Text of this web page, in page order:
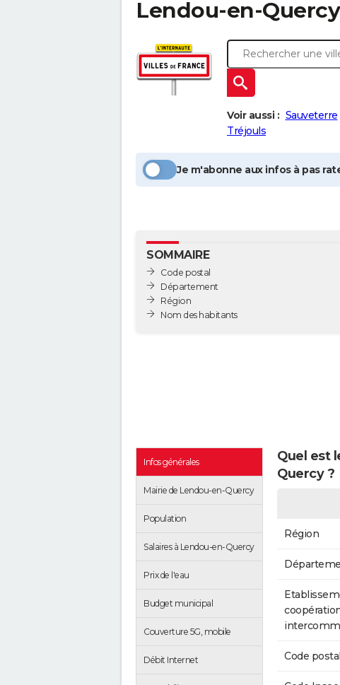
Lendou-en-Quercy
Voir aussi : Sauveterre
Tréjouls
Je m'abonne aux infos à pas
SOMMAIRE
Code postal
Département
Région
Nom des habitants
Infos générales
Mairie de Lendou-en-Quercy
Population
Salaires à Lendou-en-Quercy
Prix de l'eau
Budget municipal
Couverture 5G, mobile
Débit Internet
Quel est
Quercy ?
Région
Code